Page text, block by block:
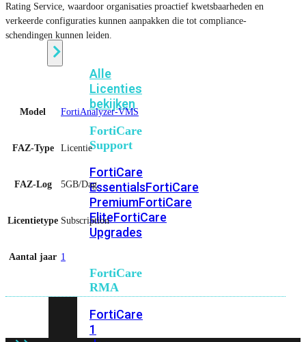
Licentie
Alle
Licenties
bekijken
FortiCare
Support
FortiCare
EssentialsFortiCare
PremiumFortiCare
EliteFortiCare
Upgrades
FortiCare
RMA
FortiCare
1
Rating Service, waardoor organisaties proactief kwetsbaarheden en
verkeerde configuraties kunnen aanpakken die tot compliance-
schendingen kunnen leiden.
Model FortiAnalyzer-VMS
FAZ-Type Licentie
FAZ-Log 5GB/Dag
Licentietype Subscription
Aantal jaar 1